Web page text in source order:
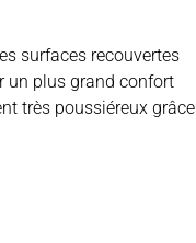
surfaces recouvertes
un plus grand confort
très poussiéreux grâce